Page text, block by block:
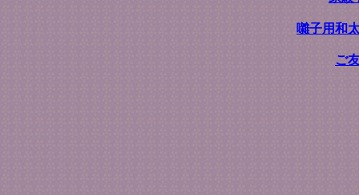
囃子用和
ご